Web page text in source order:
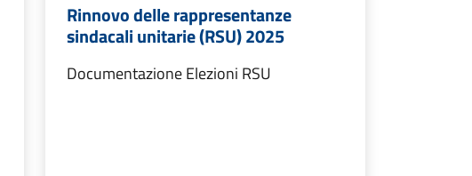
Rinnovo delle rappresentanze
sindacali unitarie (RSU) 2025
Documentazione Elezioni RSU